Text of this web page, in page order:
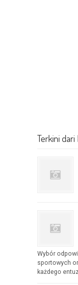
Terkini
Wybór
sportowych
każdego